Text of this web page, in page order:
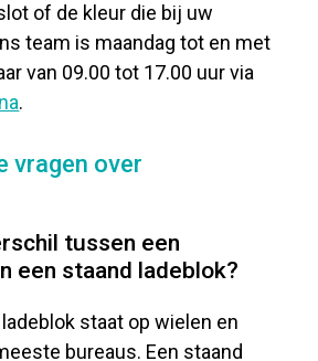
of de kleur die bij uw
team is maandag tot en met
van 09.00 tot 17.00 uur via
.
vragen over
tussen een
een staand ladeblok?
staat op wielen en
bureaus. Een staand